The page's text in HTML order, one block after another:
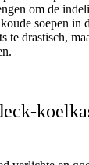
om de
koude soepen in
te drastisch,
.